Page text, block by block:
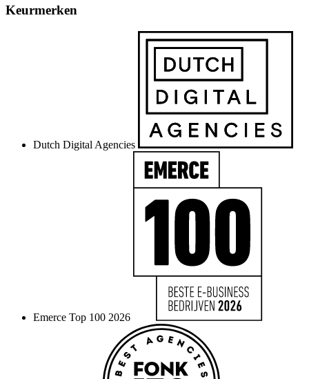
Keurmerken
Dutch Digital Agencies
Emerce Top 100 2026